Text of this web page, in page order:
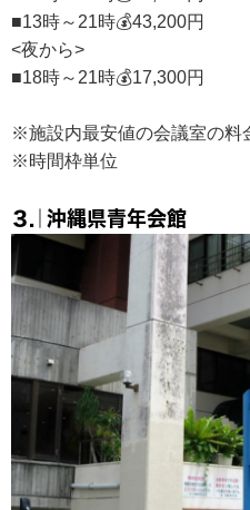
■13時～21時💰43,200円
<夜から>
■18時～21時💰17,300円
※施設内最安値の会議室の料
※時間枠単位
３.｜沖縄県青年会館